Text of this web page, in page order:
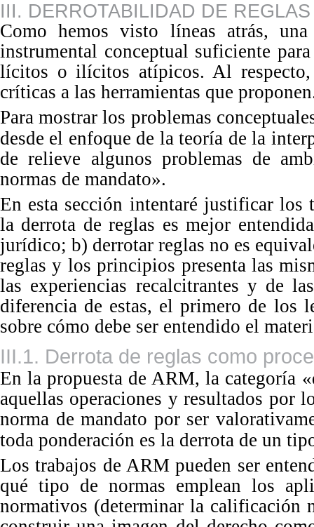
III. DERROTABILIDAD DE
Como hemos visto líneas atrás,
instrumental conceptual suficiente
lícitos o ilícitos atípicos.Al
críticas a las herramientas que
Para mostrar los problemas
desde el enfoque de la teoría de la
de relieve algunos problemas de
normas de mandato».
En esta sección intentaré justificar
la derrota de reglas es mejor
jurídico; b) derrotar reglas no es
reglas y los principios presenta las
las experiencias recalcitrantes y de
diferencia de estas, el primero de los
sobre cómo debe ser entendido el
III.1. Derrota de reglas como
Enla propuesta de ARM, la categoría
aquellas operaciones y resultados por
norma de mandato por ser
toda ponderación es la derrota de un ti
Lostrabajos de ARM pueden ser
qué tipo de normas emplean los
normativos (determinar la calificación